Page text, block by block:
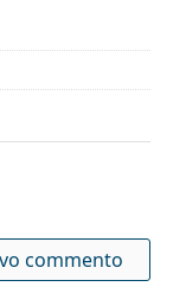
commento